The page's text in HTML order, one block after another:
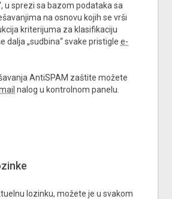
u sprezi sa bazom podataka sa
na osnovu kojih se vrši
kriterijuma za klasifikaciju
dalja „sudbina“ svake pristigle e-
AntiSPAM zaštite možete
nalog u kontrolnom panelu.
lozinku, možete je u svakom